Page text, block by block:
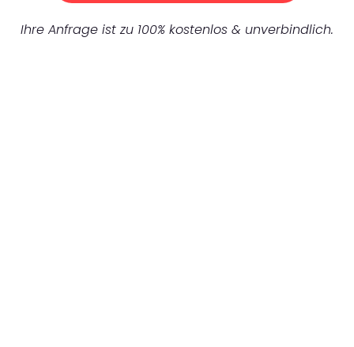
Ihre Anfrage ist zu 100% kostenlos & unverbindlich.